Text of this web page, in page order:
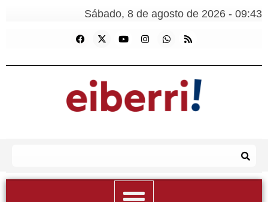
Sábado, 8 de agosto de 2026 - 09:43